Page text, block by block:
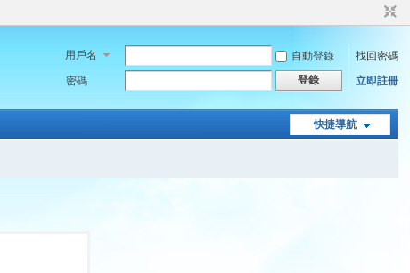
用戶名 自動登錄
找回密碼
密碼
登錄 立即註冊
快捷導航